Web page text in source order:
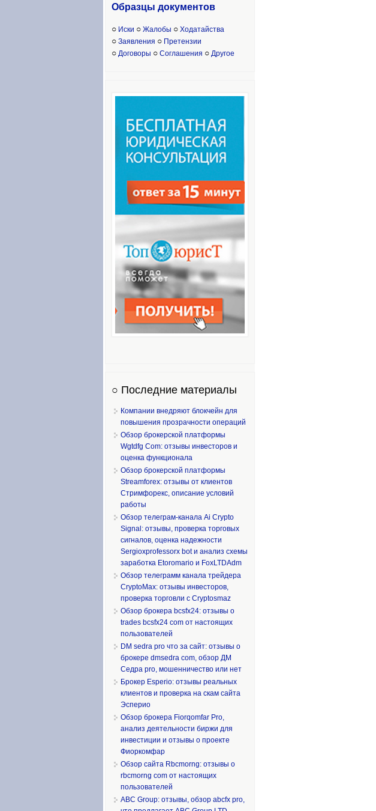
Образцы документов
○ Иски ○ Жалобы ○ Ходатайства
○ Заявления ○ Претензии
○ Договоры ○ Соглашения ○ Другое
○ Последние материалы
Компании внедряют блокчейн для
повышения прозрачности операций
Обзор брокерской платформы
Wgtdfg Com: отзывы инвесторов и
оценка функционала
Обзор брокерской платформы
Streamforex: отзывы от клиентов
Стримфорекс, описание условий
работы
Обзор телеграм-канала Ai Crypto
Signal: отзывы, проверка торговых
сигналов, оценка надежности
Sergioxprofessorx bot и анализ схемы
заработка Etoromario и FoxLTDAdm
Обзор телеграмм канала трейдера
CryptoMax: отзывы инвесторов,
проверка торговли с Cryptosmaz
Обзор брокера bcsfx24: отзывы о
trades bcsfx24 com от настоящих
пользователей
DM sedra pro что за сайт: отзывы о
брокере dmsedra com, обзор ДМ
Седра pro, мошенничество или нет
Брокер Esperio: отзывы реальных
клиентов и проверка на скам сайта
Эсперио
Обзор брокера Fiorqomfar Pro,
анализ деятельности биржи для
инвестиции и отзывы о проекте
Фиоркомфар
Обзор сайта Rbcmorng: отзывы о
rbcmorng com от настоящих
пользователей
ABC Group: отзывы, обзор abcfx pro,